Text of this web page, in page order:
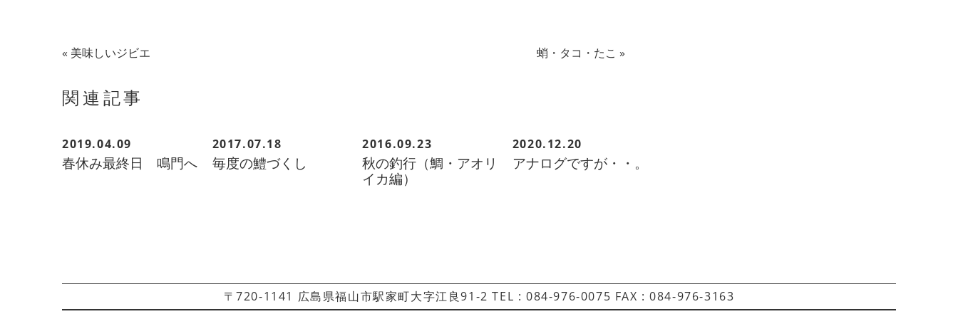
« 美味しいジビエ 蛸・タコ・たこ »
関連記事
2019.04.09
春休み最終日 鳴門へ
2017.07.18
毎度の鱧づくし
2016.09.23
秋の釣行（鯛・アオリ
イカ編）
2020.12.20
アナログですが・・。
〒720-1141 広島県福山市駅家町大字江良91-2 TEL : 084-976-0075 FAX : 084-976-3163